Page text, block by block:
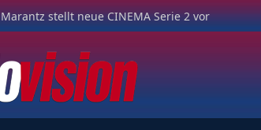
Marantz stellt neue CINEMA Serie 2 vor